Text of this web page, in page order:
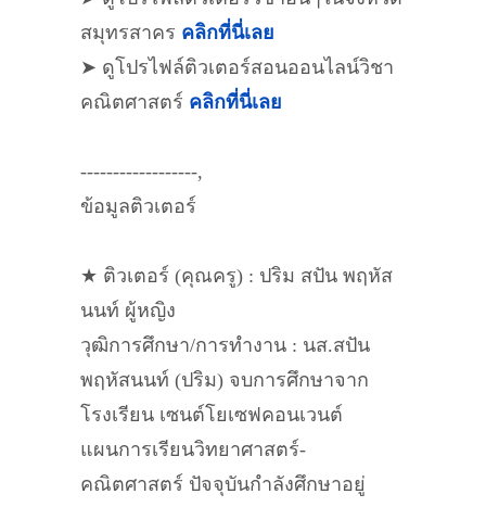
สมุทรสาคร คลิกที่นี่เลย
➤ ดูโปรไฟล์ติวเตอร์สอนออนไลน์วิชา
คณิตศาสตร์ คลิกที่นี่เลย
------------------,
ข้อมูลติวเตอร์
★ ติวเตอร์ (คุณครู) : ปริม สปัน พฤหัส
นนท์ ผู้หญิง
วุฒิการศึกษา/การทำงาน : นส.สปัน
พฤหัสนนท์ (ปริม) จบการศึกษาจาก
โรงเรียน เซนต์โยเซฟคอนเวนต์
แผนการเรียนวิทยาศาสตร์-
คณิตศาสตร์ ปัจจุบันกำลังศึกษาอยู่